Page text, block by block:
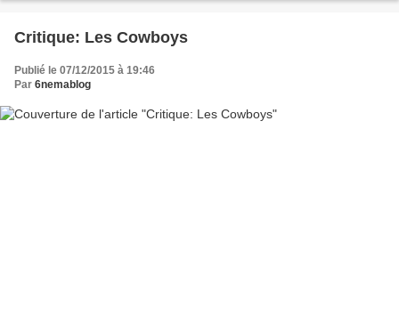
Critique: Les Cowboys
Publié le 07/12/2015 à 19:46
Par 6nemablog